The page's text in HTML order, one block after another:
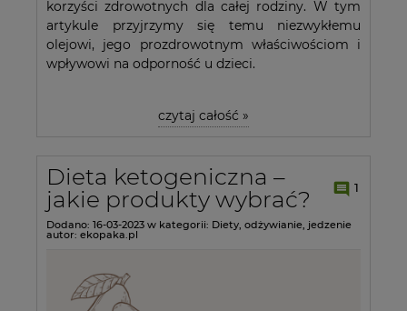
korzyści zdrowotnych dla całej rodziny. W tym
artykule przyjrzymy się temu niezwykłemu
olejowi, jego prozdrowotnym właściwościom i
wpływowi na odporność u dzieci.
czytaj całość »
Dieta ketogeniczna –
jakie produkty wybrać?
1
Dodano: 16-03-2023 w kategorii: Diety, odżywianie, jedzenie
autor: ekopaka.pl